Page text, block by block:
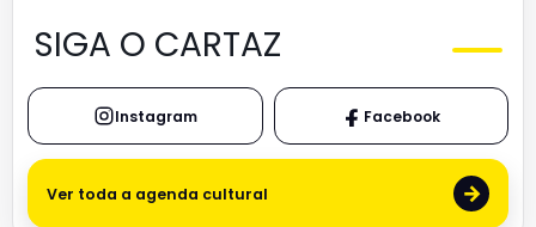
SIGA O CARTAZ
Instagram Facebook
Ver toda a agenda cultural →